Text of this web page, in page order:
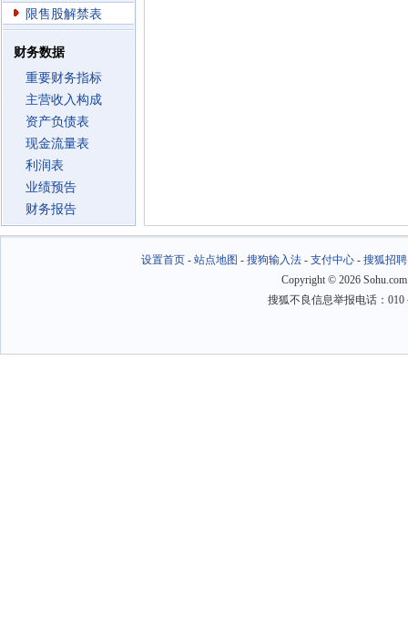
限售股解禁表
财务数据
重要财务指标
主营收入构成
资产负债表
现金流量表
利润表
业绩预告
财务报告
设置首页- 站点地图 - 搜狗输入法- 支付中心- 搜狐招聘
Copyright © 2026
搜狐不良信息举报电话：010